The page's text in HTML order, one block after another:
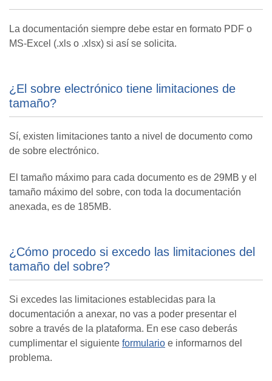
La documentación siempre debe estar en formato PDF o
MS-Excel (.xls o .xlsx) si así se solicita.
¿El sobre electrónico tiene limitaciones de
tamaño?
Sí, existen limitaciones tanto a nivel de documento como
de sobre electrónico.
El tamaño máximo para cada documento es de 29MB y el
tamaño máximo del sobre, con toda la documentación
anexada, es de 185MB.
¿Cómo procedo si excedo las limitaciones del
tamaño del sobre?
Si excedes las limitaciones establecidas para la
documentación a anexar, no vas a poder presentar el
sobre a través de la plataforma. En ese caso deberás
cumplimentar el siguiente formulario e informarnos del
problema.